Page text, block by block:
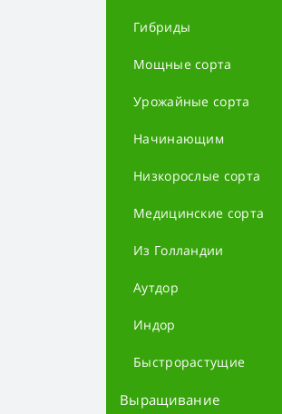
Гибриды
Мощные сорта
Урожайные сорта
Начинающим
Низкорослые сорта
Медицинские сорта
Из Голландии
Аутдор
Индор
Быстрорастущие
Выращивание